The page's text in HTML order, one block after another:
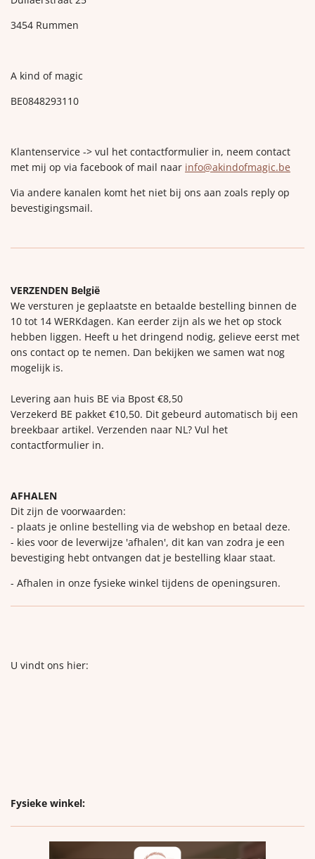
3454 Rummen
A kind of magic
BE0848293110
Klantenservice -> vul het contactformulier in, neem contact
met mij op via facebook of mail naar info@akindofmagic.be
Via andere kanalen komt het niet bij ons aan zoals reply op
bevestigingsmail.
VERZENDEN België
We versturen je geplaatste en betaalde bestelling binnen de
10 tot 14 WERKdagen. Kan eerder zijn als we het op stock
hebben liggen. Heeft u het dringend nodig, gelieve eerst met
ons contact op te nemen. Dan bekijken we samen wat nog
mogelijk is.
Levering aan huis BE via Bpost €8,50
Verzekerd BE pakket €10,50. Dit gebeurd automatisch bij een
breekbaar artikel. Verzenden naar NL? Vul het
contactformulier in.
AFHALEN
Dit zijn de voorwaarden:
- plaats je online bestelling via de webshop en betaal deze.
- kies voor de leverwijze 'afhalen', dit kan van zodra je een
bevestiging hebt ontvangen dat je bestelling klaar staat.
- Afhalen in onze fysieke winkel tijdens de openingsuren.
U vindt ons hier:
Fysieke winkel: